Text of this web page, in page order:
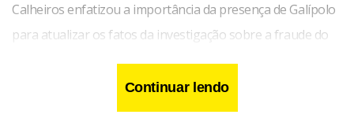
Calheiros enfatizou a importância da presença de Galípolo
para atualizar os fatos da investigação sobre a fraude do
Master e cobrar providências quanto ao BRB. Durante a
reunião da CAE, ele denunciou a morosidade do Banco
Central no acompanhamento do caso Master.
Continuar lendo